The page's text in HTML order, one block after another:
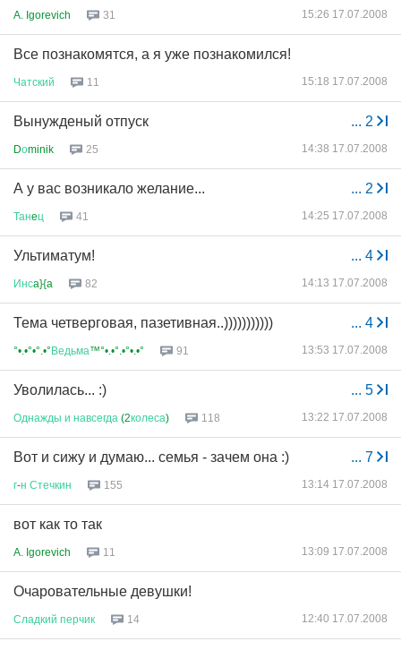
A. Igorevich 31 15:26 17.07.2008
Все познакомятся, а я уже познакомился!
Чатский 11 15:18 17.07.2008
... 2
Вынужденый отпуск
Dоminik 25 14:38 17.07.2008
... 2
А у вас возникало желание...
Танeц 41 14:25 17.07.2008
... 4
Ультиматум!
Инсa}{a 82 14:13 17.07.2008
... 4
Тема четверговая, пазетивная..)))))))))))
°•.•°•°.•°Ведьма™°•.•°.•°•.•° 91 13:53 17.07.2008
... 5
Уволилась... :)
Однажды и навсегда (2колеса) 118 13:22 17.07.2008
... 7
Вот и сижу и думаю... семья - зачем она :)
г-н Стечкин 155 13:14 17.07.2008
вот как то так
A. Igorevich 11 13:09 17.07.2008
Очаровательные девушки!
Сладкий перчик 14 12:40 17.07.2008